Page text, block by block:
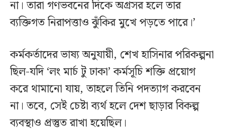
না। তারা গণভবনের দিকে অগ্রসর হলে তার
ব্যক্তিগত নিরাপত্তাও ঝুঁকির মুখে পড়তে পারে।’
কর্মকর্তাদের ভাষ্য অনুযায়ী, শেখ হাসিনার পরিকল্পনা
ছিল-যদি ‘লং মার্চ টু ঢাকা’ কর্মসূচি শক্তি প্রয়োগ
করে থামানো যায়, তাহলে তিনি পদত্যাগ করবেন
না। তবে, সেই চেষ্টা ব্যর্থ হলে দেশ ছাড়ার বিকল্প
ব্যবস্থাও প্রস্তুত রাখা হয়েছিল।